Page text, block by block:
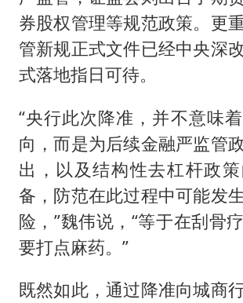
券股权管理等规范政策。更
管新规正式文件已经中央深
式落地指日可待。
“央行此次降准，并不意味
向，而是为后续金融严监管
出，以及结构性去杠杆政
备，防范在此过程中可能发
险，”魏伟说，“等于在刮骨
要打点麻药。”
既然如此，通过降准向城商